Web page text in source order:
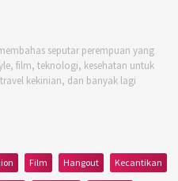
seputar perempuan yang
film, teknologi, kesehatan untuk
kekinian, dan banyak lagi
Film Hangout Kecantikan